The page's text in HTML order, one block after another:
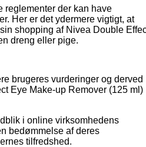
reglementer der kan have
Her er det ydermere vigtigt, at
shopping af Nivea Double
dreng eller pige.
brugeres vurderinger og derved
Eye Make-up Remover (125 ml)
i online virksomhedens
bedømmelse af deres
tilfredshed.